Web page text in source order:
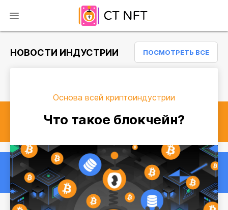
НОВОСТИ ИНДУСТРИИ ПОСМОТРЕТЬ ВСЕ
Основа всей криптоиндустрии
Что такое блокчейн?